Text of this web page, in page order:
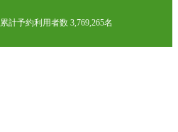
累計予約利用者数 3,769,265名